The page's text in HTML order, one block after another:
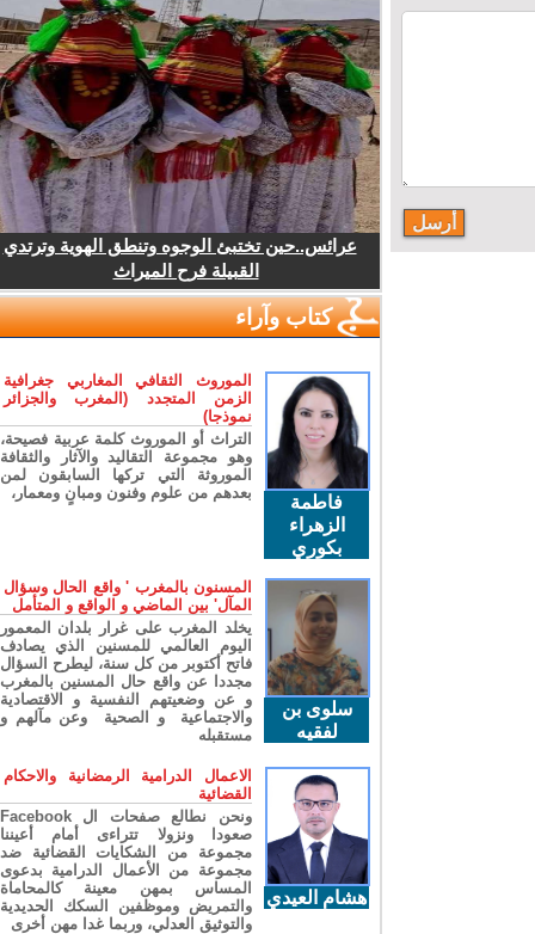
عرائس..حين تختبئ الوجوه وتنطق الهوية وترتدي
القبيلة فرح الميراث
كتاب وآراء
فاطمة
الزهراء
بكوري
الموروث الثقافي المغاربي جغرافية
الزمن المتجدد (المغرب والجزائر
نموذجا)
التراث أو الموروث كلمة عربية فصيحة،
وهو مجموعة التقاليد والآثار والثقافة
الموروثة التي تركها السابقون لمن
بعدهم من علوم وفنون ومبانٍ ومعمار،
سلوى بن
لفقيه
المسنون بالمغرب ' واقع الحال وسؤال
المآل' بين الماضي و الواقع و المتأمل
يخلد المغرب على غرار بلدان المعمور
اليوم العالمي للمسنين الذي يصادف
فاتح أكتوبر من كل سنة، ليطرح السؤال
مجددا عن واقع حال المسنين بالمغرب
و عن وضعيتهم النفسية و الاقتصادية
والاجتماعية و الصحية وعن مآلهم و
مستقبله
هشام العيدي
الاعمال الدرامية الرمضانية والاحكام
القضائية
ونحن نطالع صفحات ال Facebook
صعودا ونزولا تتراءى أمام أعيننا
مجموعة من الشكايات القضائية ضد
مجموعة من الأعمال الدرامية بدعوى
المساس بمهن معينة كالمحاماة
والتمريض وموظفين السكك الحديدية
والتوثيق العدلي، وربما غدا مهن أخرى